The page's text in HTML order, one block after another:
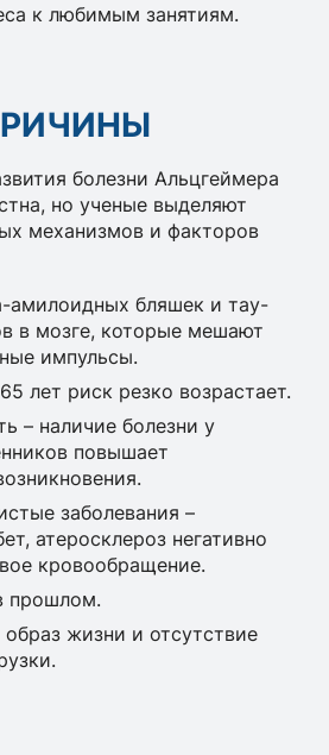
к любимым занятиям.
болезни Альцгеймера
но ученые выделяют
механизмов и факторов
амилоидных бляшек и тау-
в мозге, которые мешают
импульсы.
лет риск резко возрастает.
– наличие болезни у
повышает
заболевания –
атеросклероз негативно
кровообращение.
прошлом.
жизни и отсутствие